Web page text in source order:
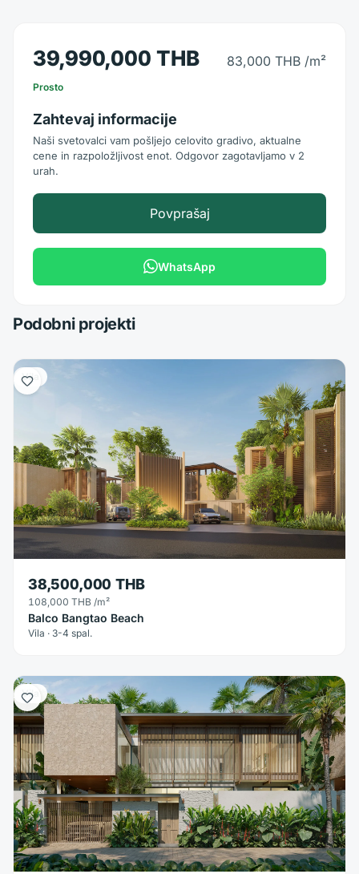
39,990,000 THB 83,000 THB /m²
Prosto
Zahtevaj informacije
Naši svetovalci vam pošljejo celovito gradivo, aktualne
cene in razpoložljivost enot. Odgovor zagotavljamo v 2
urah.
Povprašaj
WhatsApp
Podobni projekti
Vila
38,500,000 THB
108,000 THB /m²
Balco Bangtao Beach
Vila · 3-4 spal.
Vila